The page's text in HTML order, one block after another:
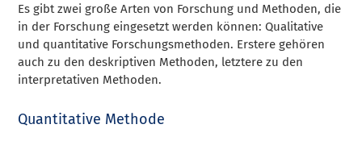
Es gibt zwei große Arten von Forschung und Methoden, die
in der Forschung eingesetzt werden können: Qualitative
und quantitative Forschungsmethoden. Erstere gehören
auch zu den deskriptiven Methoden, letztere zu den
interpretativen Methoden.
Quantitative Methode